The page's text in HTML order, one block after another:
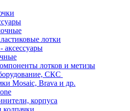
лотки
аксессуары
лотков и метизы
СКС
Mosaic, Brava и др.
корпуса